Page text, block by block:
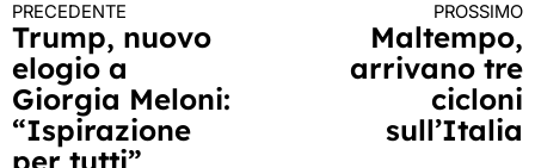
Continua
a
leggere
PRECEDENTE
Trump, nuovo
elogio a
Giorgia Meloni:
“Ispirazione
PROSSIMO
Maltempo,
arrivano tre
cicloni
sull’Italia